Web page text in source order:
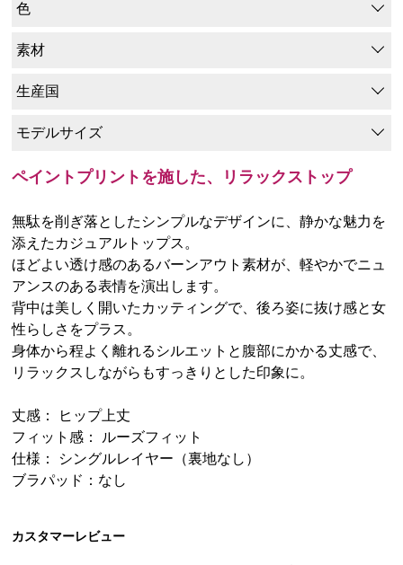
色
素材
生産国
モデルサイズ
ペイントプリントを施した、リラックストップ
無駄を削ぎ落としたシンプルなデザインに、静かな魅力を
添えたカジュアルトップス。
ほどよい透け感のあるバーンアウト素材が、軽やかでニュ
アンスのある表情を演出します。
背中は美しく開いたカッティングで、後ろ姿に抜け感と女
性らしさをプラス。
身体から程よく離れるシルエットと腹部にかかる丈感で、
リラックスしながらもすっきりとした印象に。
丈感： ヒップ上丈
フィット感： ルーズフィット
仕様： シングルレイヤー（裏地なし）
ブラパッド：なし
カスタマーレビュー